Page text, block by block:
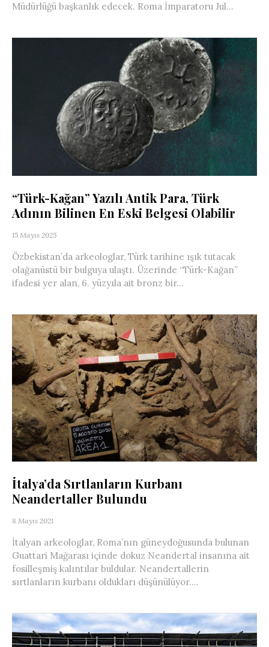
Müdürlüğü başkanlık edecek. Roma İmparatoru Jul...
“Türk-Kağan” Yazılı Antik Para, Türk
Adının Bilinen En Eski Belgesi Olabilir
15 Mayıs 2025
Özbekistan’da arkeologlar, Türk tarihine ışık tutacak
olağanüstü bir bulguya ulaştı. Üzerinde “Türk-Kağan”
ifadesi yer alan, 6. yüzyıla ait bronz bir...
İtalya’da Sırtlanların Kurbanı
Neandertaller Bulundu
8 Mayıs 2021
İtalyan arkeologlar, Roma’nın güneydoğusunda bulunan
Guattari Mağarası içinde dokuz Neandertal insanına ait
fosilleşmiş kalıntılar buldular. Neandertallerin
sırtlanların kurbanı oldukları düşünülüyor....